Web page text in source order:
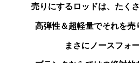
売りにするロッドは、たく
高弾性＆超軽量でそれを売
まさにノースフォ